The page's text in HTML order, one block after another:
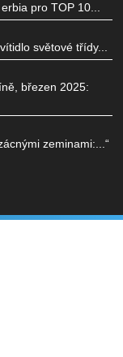
pro TOP 10...
světové třídy...
březen 2025:
zeminami:...“